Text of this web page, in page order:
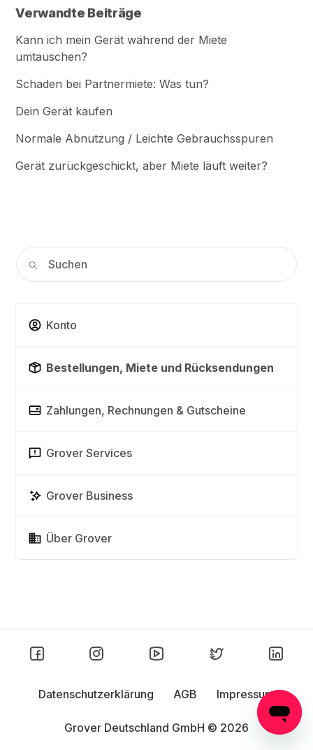
Konto
Bestellungen, Miete und Rücksendungen
Zahlungen, Rechnungen & Gutscheine
Grover Services
Grover Business
Über Grover
Verwandte Beiträge
Kann ich mein Gerät während der Miete
umtauschen?
Schaden bei Partnermiete: Was tun?
Dein Gerät kaufen
Normale Abnutzung / Leichte Gebrauchsspuren
Gerät zurückgeschickt, aber Miete läuft weiter?
Grover Deutschland GmbH © 2026
Datenschutzerklärung AGB Impressum